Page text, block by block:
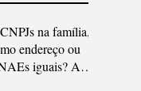
na família,
endereço ou
iguais? A